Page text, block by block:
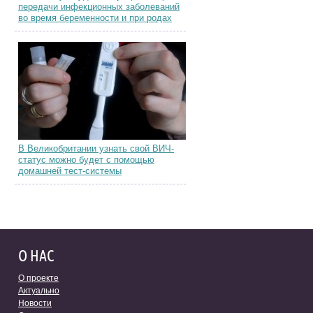
передачи инфекционных заболеваний
во время беременности и при родах
В Великобритании узнать свой ВИЧ-
статус можно будет с помощью
домашней тест-системы
О НАС
О проекте
Актуально
Новости